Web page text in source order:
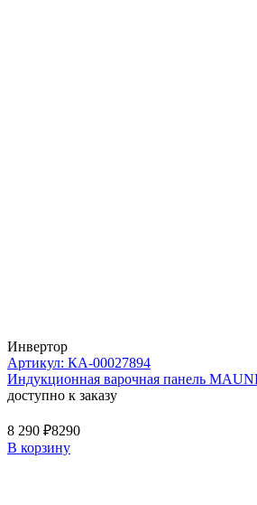
Инвертор
Артикул: КА-00027894
Индукционная варочная панель
доступно к заказу
8 290 ₽8290
В корзину